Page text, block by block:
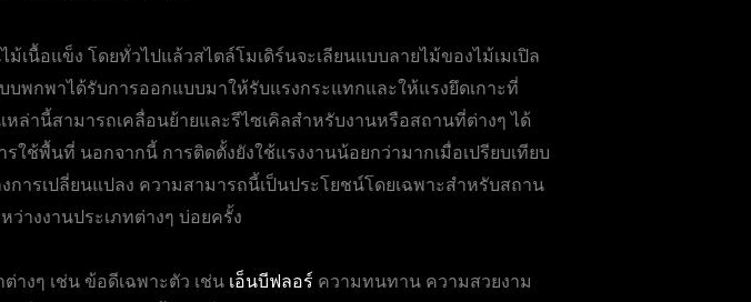
นื้อแข็ง โดยทั่วไปแล้วสไตล์โมเดิร์นจะเลียนแบบลายไม้ของไม้เมเปิล
กพาได้รับการออกแบบมาให้รับแรงกระแทกและให้แรงยึดเกาะที่
ล่านี้สามารถเคลื่อนย้ายและรีไซเคิลสำหรับงานหรือสถานที่ต่างๆ ได้
ช้พื้นที่ นอกจากนี้ การติดตั้งยังใช้แรงงานน้อยกว่ามากเมื่อเปรียบเทียบ
ารเปลี่ยนแปลง ความสามารถนี้เป็นประโยชน์โดยเฉพาะสำหรับสถาน
างงานประเภทต่างๆ บ่อยครั้ง
างๆ เช่น ข้อดีเฉพาะตัว เช่น เอ็นบีฟลอร์ ความทนทาน ความสวยงาม